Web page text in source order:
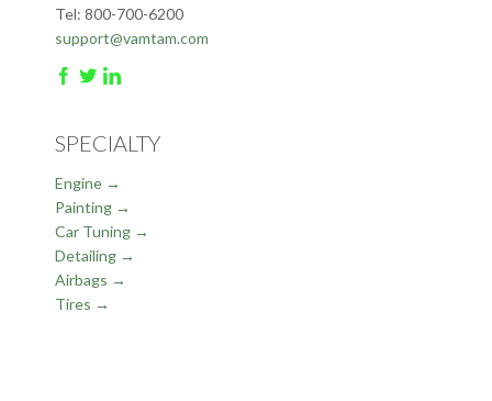
Tel: 800-700-6200
support@vamtam.com

 
SPECIALTY
Engine →
Painting →
Car Tuning →
Detailing →
Airbags →
Tires →